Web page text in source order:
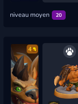
niveau moyen 20
4